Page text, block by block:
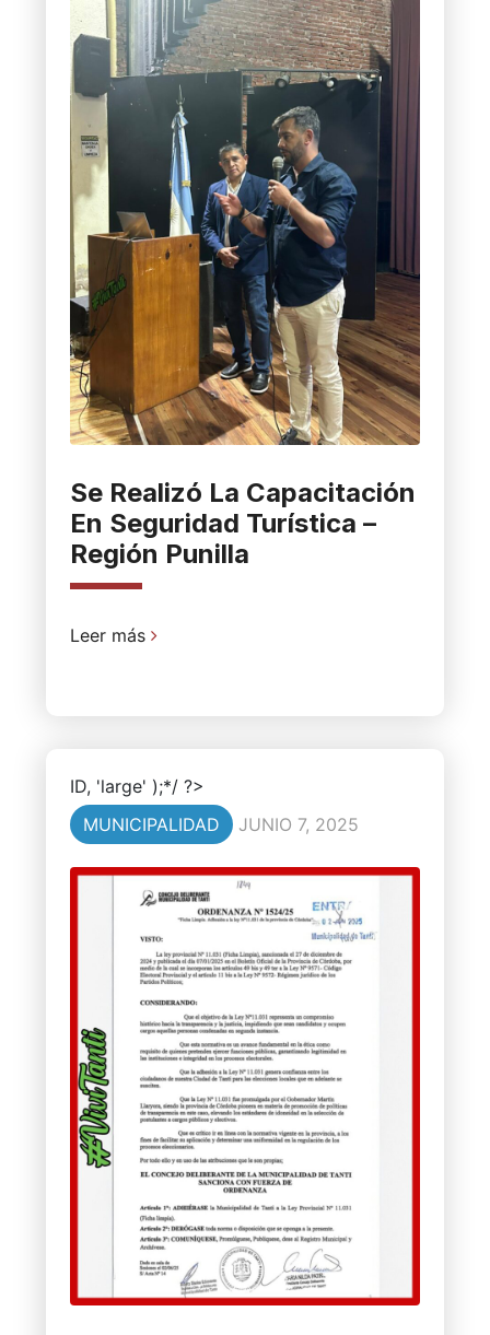
Se Realizó La Capacitación
En Seguridad Turística –
Región Punilla
Leer más
ID, 'large' );*/ ?>
MUNICIPALIDAD
JUNIO 7, 2025